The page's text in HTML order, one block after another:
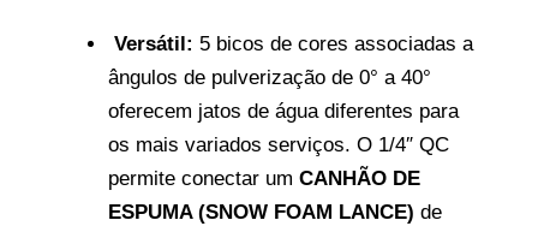
Versátil: 5 bicos de cores associadas a
ângulos de pulverização de 0° a 40°
oferecem jatos de água diferentes para
os mais variados serviços. O 1/4″ QC
permite conectar um CANHÃO DE
ESPUMA (SNOW FOAM LANCE) de